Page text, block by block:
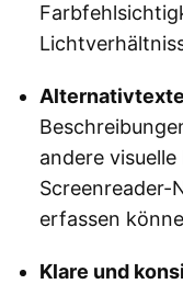
andere
Screenreader-
erfassen
Klare und